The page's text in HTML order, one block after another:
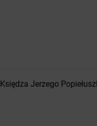
Księdza Jerzego